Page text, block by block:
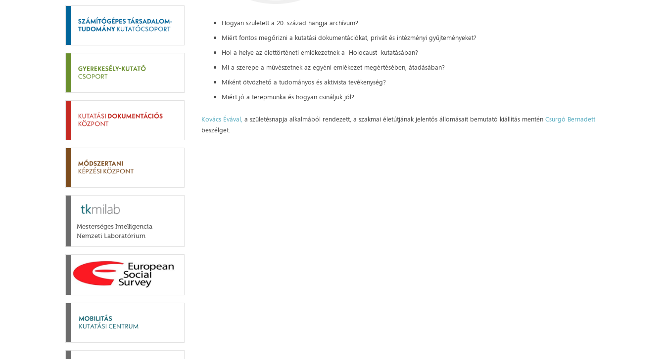
Mesterséges Intelligencia
Nemzeti Laboratórium
Hogyan született a 20. század hangja archívum?
Miért fontos megőrizni a kutatási dokumentációkat, privát és intézményi gyűjteményeket?
Hol a helye az élettörténeti emlékezetnek a Holocaust kutatásában?
Mi a szerepe a művészetnek az egyéni emlékezet megértésében, átadásában?
Miként ötvözhető a tudományos és aktivista tevékenység?
Miért jó a terepmunka és hogyan csináljuk jól?
Kovács Évával, a születésnapja alkalmából rendezett, a szakmai életútjának jelentős állomásait bemutató kiállítás menténCsurgó Bernadett
beszélget.